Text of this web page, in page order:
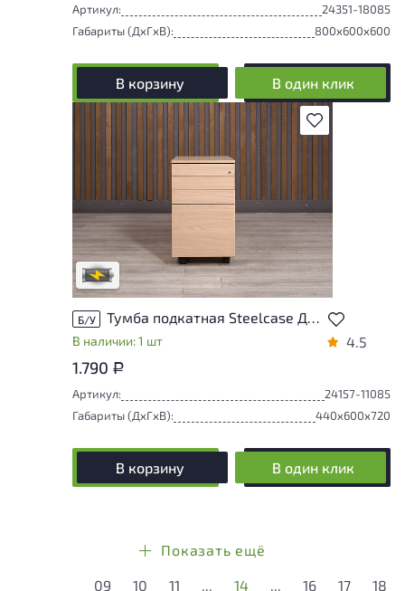
Артикул:
24351-18085
Габариты (ДxГxВ):
800x600x600
В корзину В один клик
В избранное
Степень износа находится на стадии
проверки. Вы можете уточнить
дополнительную информацию у
сотрудников магазина
В обработке
Б/У Тумба подкатная Steelcase ДСП Клен США
В наличии: 1 шт 4.5
1.790 Р
Артикул:
24157-11085
Габариты (ДxГxВ):
440x600x720
В корзину В один клик
Показать ещё
09 10 11 ... 14 ... 16 17 18